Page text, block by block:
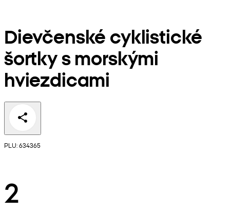
Dievčenské cyklistické
šortky s morskými
hviezdicami
PLU: 634365
2